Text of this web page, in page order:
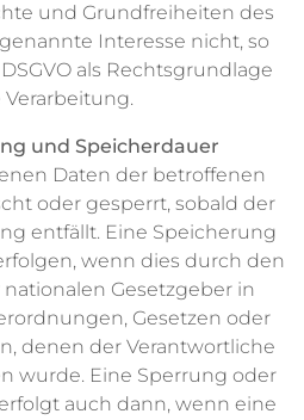
und Grundfreiheiten des
Interesse nicht, so
als Rechtsgrundlage
Verarbeitung.
und Speicherdauer
Daten der betroffenen
oder gesperrt, sobald der
entfällt. Eine Speicherung
wenn dies durch den
Gesetzgeber in
Gesetzen oder
denen der Verantwortliche
wurde. Eine Sperrung oder
auch dann, wenn eine